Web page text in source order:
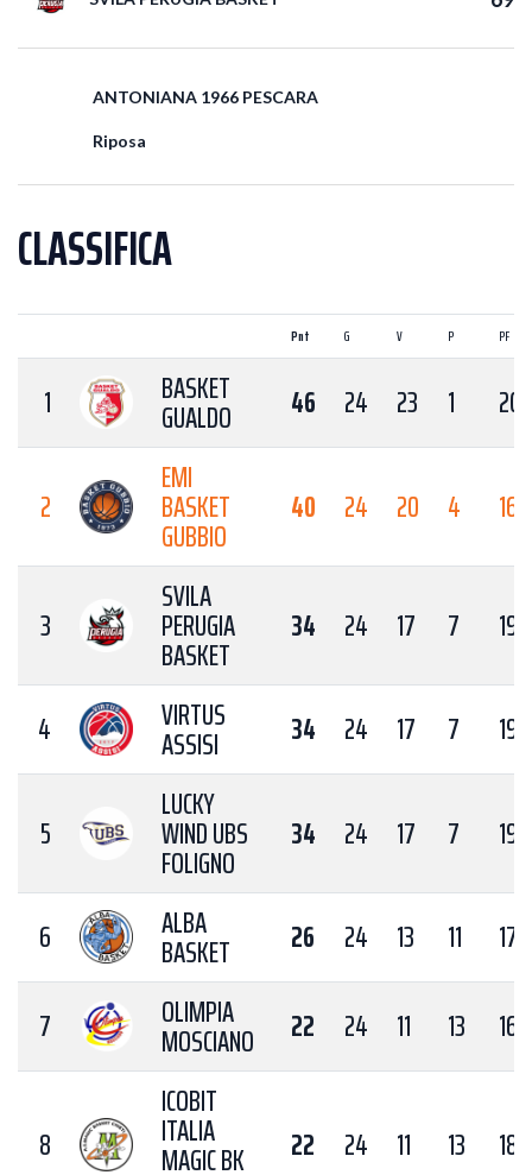
ANTONIANA 1966 PESCARA
Riposa
CLASSIFICA
Pnt G V P PF
1 BASKET
GUALDO 46 24 23 1
2
EMI
BASKET
GUBBIO
40 24 20 4
3
SVILA
PERUGIA
BASKET
34 24 17 7
4 VIRTUS
ASSISI 34 24 17 7
5
LUCKY
WIND UBS
FOLIGNO
34 24 17 7
6 ALBA
BASKET 26 24 13 11
7
OLIMPIA
MOSCIANO 22 24 11 13
8
ICOBIT
ITALIA
MAGIC BK 22 24 11 13